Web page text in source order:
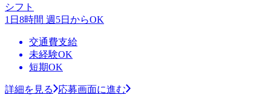
シフト
1日8時間 週5日からOK
交通費支給
未経験OK
短期OK
詳細を見る
応募画面に進む